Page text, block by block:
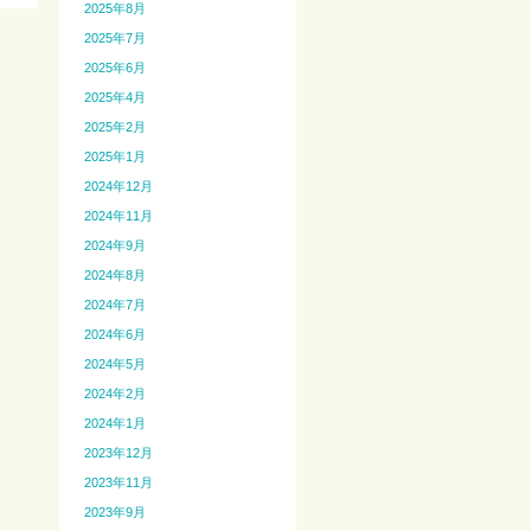
2025年8月
2025年7月
2025年6月
2025年4月
2025年2月
2025年1月
2024年12月
2024年11月
2024年9月
2024年8月
2024年7月
2024年6月
2024年5月
2024年2月
2024年1月
2023年12月
2023年11月
2023年9月